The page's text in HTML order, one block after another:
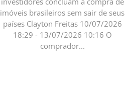
imóveis brasileiros sem sair de seus
países Clayton Freitas 10/07/2026
18:29 - 13/07/2026 10:16 O
comprador...